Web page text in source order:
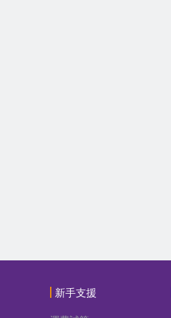
新手支援